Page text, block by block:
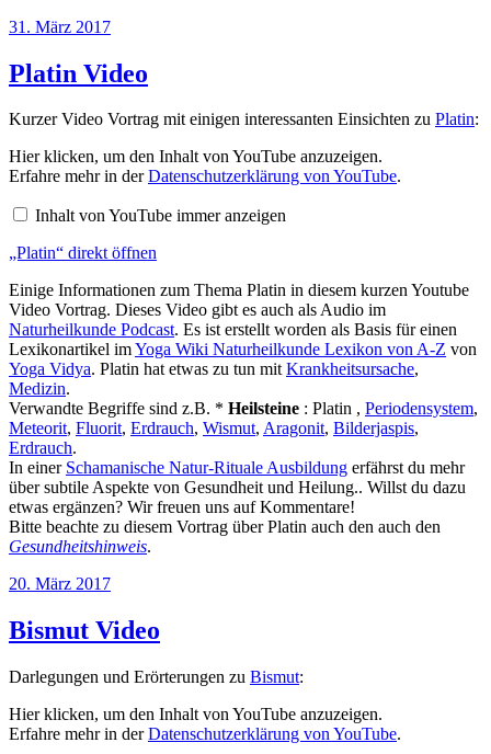
Veröffentlicht
31. März 2017
Platin Video
Kurzer Video Vortrag mit einigen interessanten Einsichten zu Platin:
„Platin“
von
YouTube
anzeigen
Hier klicken, um den Inhalt von YouTube anzuzeigen.
Erfahre mehr in derDatenschutzerklärung von YouTube.
Inhalt von YouTube immer anzeigen
„Platin“ direkt öffnen
Einige Informationen zum Thema Platin in diesem kurzen Youtube
Video Vortrag. Dieses Video gibt es auch als Audio im
Naturheilkunde Podcast. Es ist erstellt worden als Basis für einen
Lexikonartikel imYoga Wiki Naturheilkunde Lexikon von A-Z von
Yoga Vidya. Platin hat etwas zu tun mitKrankheitsursache,
Medizin.
Verwandte Begriffe sind z.B. * Heilsteine : Platin , Periodensystem,
Meteorit, Fluorit, Erdrauch, Wismut, Aragonit, Bilderjaspis,
Erdrauch.
In einer Schamanische Natur-Rituale Ausbildung erfährst du mehr
über subtile Aspekte von Gesundheit und Heilung.. Willst du dazu
etwas ergänzen? Wir freuen uns auf Kommentare!
Bitte beachte zu diesem Vortrag über Platin auch den auch den
Gesundheitshinweis.
Veröffentlicht
20. März 2017
Bismut Video
Darlegungen und Erörterungen zu Bismut:
„Bismut“
von
YouTube
Hier klicken, um den Inhalt von YouTube anzuzeigen.
Erfahre mehr in derDatenschutzerklärung von YouTube.